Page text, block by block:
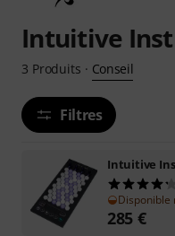
Intuitive
3 Produits · Conseil
Filtres
Intuitive
Disponible
285 €